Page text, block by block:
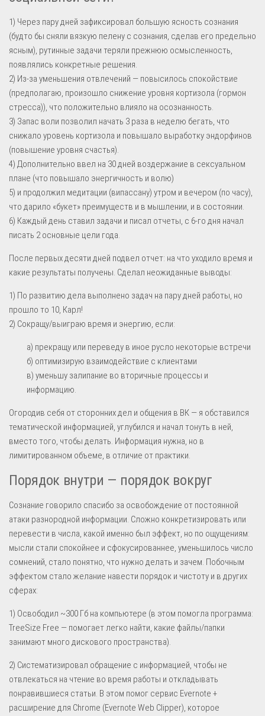
1) Через пару дней зафиксировал большую ясность сознания
(будто бы сняли вязкую пелену с сознания, сделав его предельно
ясным), рутинные задачи теряли прежнюю осмысленность,
появлялись конкретные решения.
2) Из-за уменьшения отвлечений — повысилось спокойствие
(предполагаю, произошло снижение уровня кортизола (гормон
стресса)), что положительно влияло на осознанность.
3) Запас воли позволил начать 3 раза в неделю бегать, что
снижало уровень кортизола и повышало выработку эндорфинов
(повышение уровня счастья).
4) Дополнительно ввел на 30 дней воздержание в сексуальном
плане (что повышало энергичность и волю)
5) и продолжил медитации (випассану) утром и вечером (по часу),
что дарило «букет» преимуществ и в мышлении, и в состоянии.
6) Каждый день ставил задачи и писал отчеты, с 6-го дня начал
писать 2 основные цели года.
После первых десяти дней подвел отчет: на что уходило время и
какие результаты получены. Сделал неожиданные выводы:
1) По развитию дела выполнено задач на пару дней работы, но
прошло то 10, Карл!
2) Сокращу/выиграю время и энергию, если:
а) прекращу или переведу в иное русло некоторые встречи
б) оптимизирую взаимодействие с клиентами
в) уменьшу залипание во вторичные процессы и
информацию.
Огородив себя от сторонних дел и общения в ВК — я обставился
тематической информацией, углубился и начал тонуть в ней,
вместо того, чтобы делать. Информация нужна, но в
лимитированном объеме, в отличие от практики.
Порядок внутри — порядок вокруг
Сознание говорило спасибо за освобождение от постоянной
атаки разнородной информации. Сложно конкретизировать или
перевести в числа, какой именно был эффект, но по ощущениям:
мысли стали спокойнее и сфокусированнее, уменьшилось число
сомнений, стало понятно, что нужно делать и зачем. Побочным
эффектом стало желание навести порядок и чистоту и в других
сферах:
1) Освободил ~300 Гб на компьютере (в этом помогла программа:
TreeSize Free — помогает легко найти, какие файлы/папки
занимают много дискового пространства).
2) Систематизировал обращение с информацией, чтобы не
отвлекаться на чтение во время работы и откладывать
понравившиеся статьи. В этом помог сервис Evernote +
расширение для Chrome (Evernote Web Clipper), которое